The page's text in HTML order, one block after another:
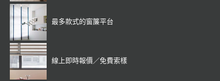
最多款式的窗簾平台
線上即時報價／免費索樣